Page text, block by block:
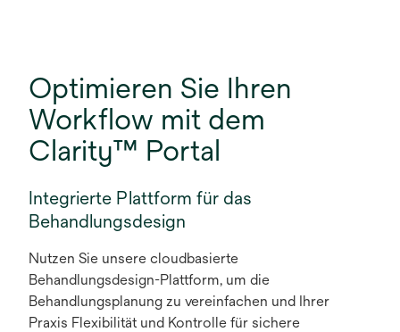
Optimieren Sie Ihren
Workflow mit dem
Clarity™ Portal
Integrierte Plattform für das
Behandlungsdesign
Nutzen Sie unsere cloudbasierte
Behandlungsdesign-Plattform, um die
Behandlungsplanung zu vereinfachen und Ihrer
Praxis Flexibilität und Kontrolle für sichere